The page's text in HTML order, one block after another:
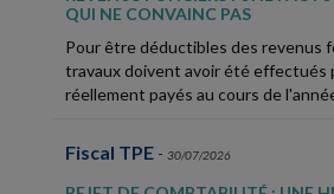
QUI NE CONVAINC PAS
Pour être déductibles des revenus
travaux doivent avoir été effectués
réellement payés au cours de
Fiscal TPE - 30/07/2026